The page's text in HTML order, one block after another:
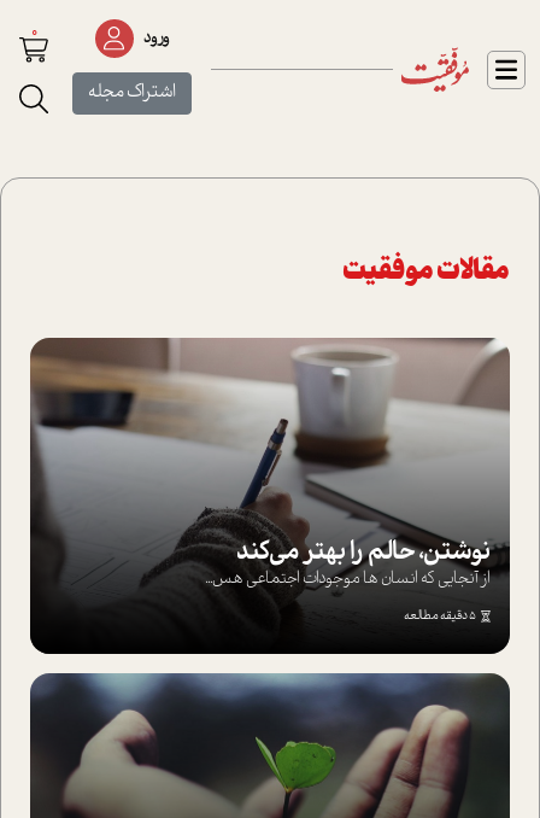
ورود
اشتراک مجله
0
مقالات موفقیت
نوشتن، حالم را بهتر می‌کند
از آنجایی که انسان ها موجودات اجتماعی هس...
5 دقیقه مطالعه